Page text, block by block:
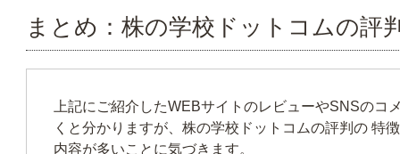
まとめ：株の学校ドットコムの評
上記にご紹介したWEBサイトのレビューやSNSのコ
くと分かりますが、株の学校ドットコムの評判の 特
内容が多いことに気づきます。